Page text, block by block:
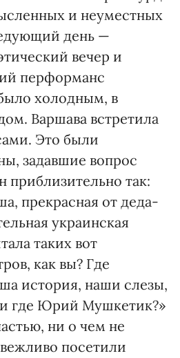
и неуместных
день —
вечер и
перформанс
холодным, в
Варшава встретила
Это были
задавшие вопрос
приблизительно так:
прекрасная от деда-
украинская
таких вот
как вы? Где
история, наши слезы,
где Юрий Мушкетик?»
ни о чем не
посетили